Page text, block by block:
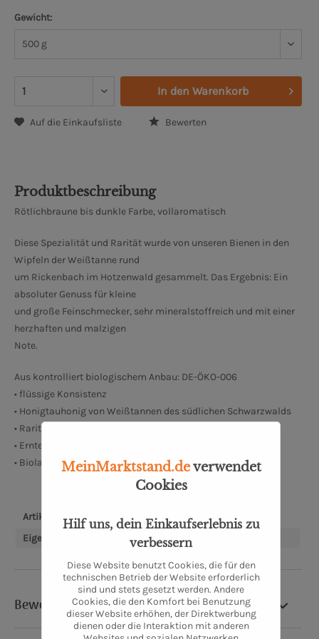
Gewicht:
In den Warenkorb
Auf die Einkaufsliste Bewerten
Produktbeschreibung
Rötlichbraune bis dunkle Farbe, vollaromatisch
Diese Spezialität und Rarität wurde von unseren Bienen in den
Wipfeln der Weißtanne rund
um Rickenbach im Hotzenwald gesammelt. Das Ergebnis: Ein
absoluter Genuss für kleine
und große Feinschmecker, sehr mineralstoffreich und mit einer
herzhaften und malzigen
Note.
Aus kontrolliert biologischem Anbau: DE-ÖKO-006
• flüssige Konsistenz
• Honigtauhonig von Weißtannen des südlichen Schwarzwalds
• Rarität, gut und edel
• Erntezeit: Juli, August
• Bioland Betrieb Nr.700406
Artikel-Nr.:
SW10966.1
Eigenschaften:
Bioland
Bewertung
MeinMarktstand.deverwendet
Cookies
Hilf uns, dein Einkaufserlebnis zu
verbessern
Diese Website benutzt Cookies, die für den
technischen Betrieb der Website erforderlich
sind und stets gesetzt werden. Andere
Cookies, die den Komfort bei Benutzung
dieser Website erhöhen, der Direktwerbung
dienen oder die Interaktion mit anderen